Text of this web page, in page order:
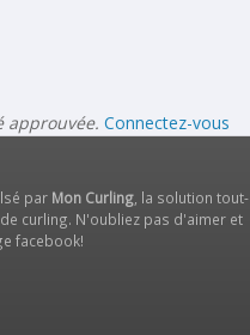
approuvée. Connectez-vous
par Mon Curling , la solution tout-
curling. N'oubliez pas d'aimer et
facebook!